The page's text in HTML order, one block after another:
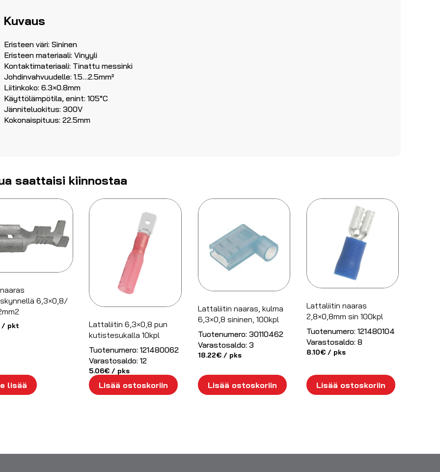
Kuvaus
Eristeen väri: Sininen
Eristeen materiaali: Vinyyli
Kontaktimateriaali: Tinattu messinki
Johdinvahvuudelle: 1.5…2.5mm²
Liitinkoko: 6.3×0.8mm
Käyttölämpötila, enint: 105°C
Jänniteluokitus: 300V
Kokonaispituus: 22.5mm
saattaisi kiinnostaa
6,3×0,8/
/ pkt
lisää
Lattaliitin 6,3×0,8 pun
kutistesukalla 10kpl
Tuotenumero: 121480062
Varastosaldo: 12
5.06€ / pks
Lisää ostoskoriin
Lattaliitin naaras, kulma
6,3×0,8 sininen, 100kpl
Tuotenumero: 30110462
Varastosaldo: 3
18.22€/ pks
Lisää ostoskoriin
Lattaliitin naaras
2,8×0,8mm sin 100kpl
Tuotenumero: 121480104
Varastosaldo: 8
8.10€/ pks
Lisää ostoskoriin